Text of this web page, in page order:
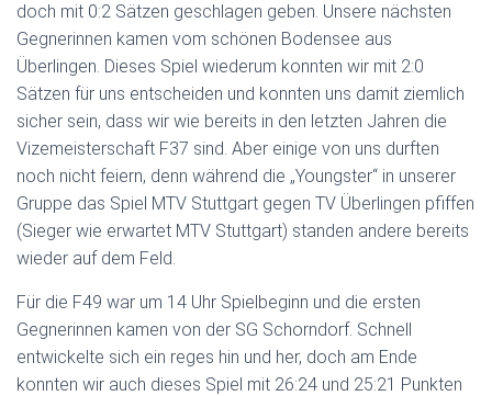
doch mit 0:2 Sätzen geschlagen geben. Unsere nächsten
Gegnerinnen kamen vom schönen Bodensee aus
Überlingen. Dieses Spiel wiederum konnten wir mit 2:0
Sätzen für uns entscheiden und konnten uns damit ziemlich
sicher sein, dass wir wie bereits in den letzten Jahren die
Vizemeisterschaft F37 sind. Aber einige von uns durften
noch nicht feiern, denn während die „Youngster“ in unserer
Gruppe das Spiel MTV Stuttgart gegen TV Überlingen pfiffen
(Sieger wie erwartet MTV Stuttgart) standen andere bereits
wieder auf dem Feld.
Für die F49 war um 14 Uhr Spielbeginn und die ersten
Gegnerinnen kamen von der SG Schorndorf. Schnell
entwickelte sich ein reges hin und her, doch am Ende
konnten wir auch dieses Spiel mit 26:24 und 25:21 Punkten